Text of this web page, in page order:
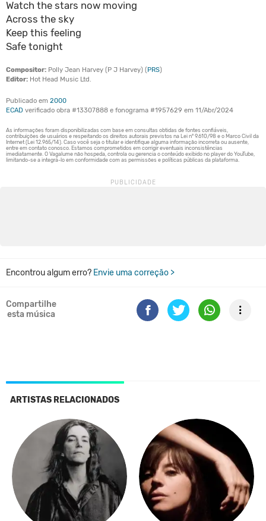
Watch the stars now moving
Across the sky
Keep this feeling
Safe tonight
Compositor: Polly Jean Harvey (P J Harvey) (PRS)
Editor: Hot Head Music Ltd.
Publicado em 2000
ECAD verificado obra #13307888 e fonograma #1957629 em 11/Abr/2024
Encontrou algum erro? Envie uma correção >
Compartilhe
esta música
ARTISTAS RELACIONADOS